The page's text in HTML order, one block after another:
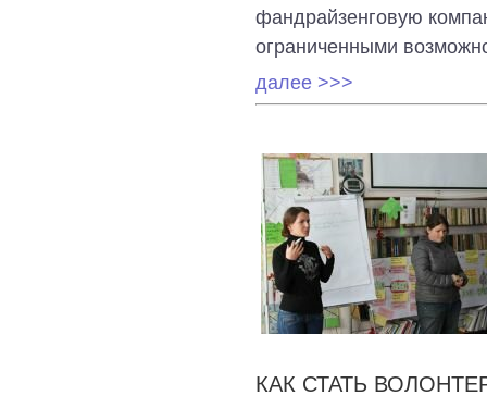
фандрайзенговую
ограниченными
далее >>>
КАК СТАТЬ